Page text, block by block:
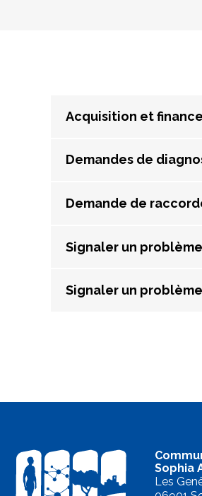
Acquisition et
Demandes de
Demande de
Signaler un
Signaler un
Sophia
Les